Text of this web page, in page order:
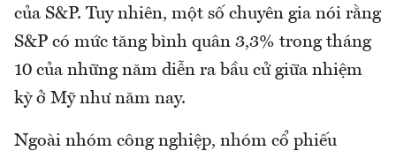
của S&P. Tuy nhiên, một số chuyên gia nói rằng
S&P có mức tăng bình quân 3,3% trong tháng
10 của những năm diễn ra bầu cử giữa nhiệm
kỳ ở Mỹ như năm nay.
Ngoài nhóm công nghiệp, nhóm cổ phiếu